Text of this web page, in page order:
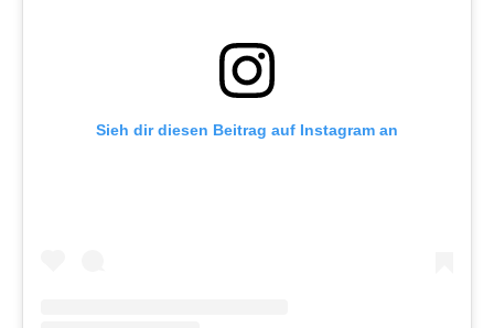
Sieh dir diesen Beitrag auf Instagram an